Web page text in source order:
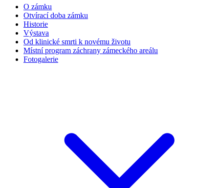
O zámku
Otvírací doba zámku
Historie
Výstava
Od klinické smrti k novému životu
Místní program záchrany zámeckého areálu
Fotogalerie